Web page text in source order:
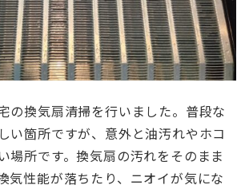
の換気扇清掃を行いました。普段な
い箇所ですが、意外と油汚れやホコ
場所です。換気扇の汚れをそのまま
気性能が落ちたり、ニオイが気にな